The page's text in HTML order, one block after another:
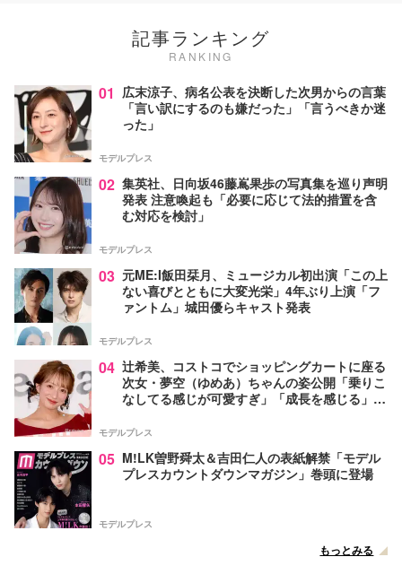
記事ランキング
RANKING
01 広末涼子、病名公表を決断した次男からの言葉
「言い訳にするのも嫌だった」「言うべきか迷
った」
モデルプレス
02 集英社、日向坂46藤嶌果歩の写真集を巡り声明
発表 注意喚起も「必要に応じて法的措置を含
む対応を検討」
モデルプレス
03 元ME:I飯田栞月、ミュージカル初出演「この上
ない喜びとともに大変光栄」4年ぶり上演「フ
ァントム」城田優らキャスト発表
モデルプレス
04 辻希美、コストコでショッピングカートに座る
次女・夢空（ゆめあ）ちゃんの姿公開「乗りこ
なしてる感じが可愛すぎ」「成長を感じる」の
モデルプレス
05 M!LK曽野舜太＆吉田仁人の表紙解禁「モデル
プレスカウントダウンマガジン」巻頭に登場
モデルプレス
もっとみる